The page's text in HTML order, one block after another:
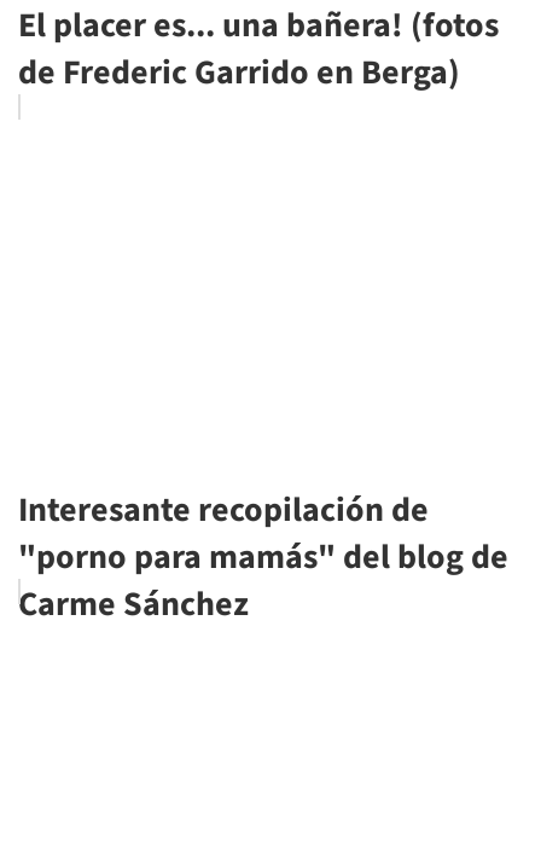
El placer es... una bañera! (fotos
de Frederic Garrido en Berga)
Interesante recopilación de
"porno para mamás" del blog de
Carme Sánchez